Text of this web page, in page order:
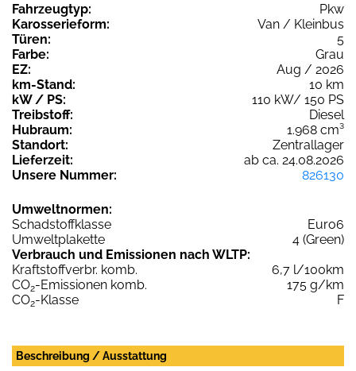
Fahrzeugtyp:
Pkw
Karosserieform:
Van / Kleinbus
Türen:
5
Farbe:
Grau
EZ:
Aug / 2026
km-Stand:
10 km
kW / PS:
110 kW/ 150 PS
Treibstoff:
Diesel
Hubraum:
1.968 cm³
Standort:
Zentrallager
Lieferzeit:
ab ca. 24.08.2026
Unsere Nummer:
826130
Umweltnormen:
Schadstoffklasse
Euro6
Umweltplakette
4 (Green)
Verbrauch und Emissionen nach WLTP:
Kraftstoffverbr. komb.
6,7 l/100km
CO2-Emissionen komb.
175 g/km
CO2-Klasse F
Beschreibung / Ausstattung